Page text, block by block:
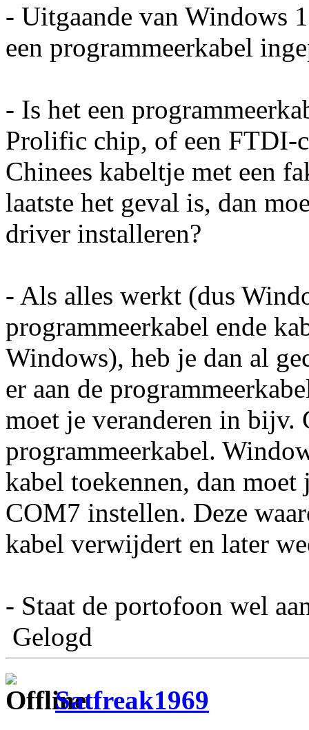
- Uitgaande van Windows
een programmeerkabel
- Is het een
Prolific chip, of een FTDI-
Chinees kabeltje met een
laatste het geval is, dan
driver installeren?
- Als alles werkt (dus
programmeerkabel ende
Windows), heb je dan al
er aan de
moet je veranderen in bijv.
programmeerkabel.
kabel toekennen, dan
COM7 instellen. Deze
kabel verwijdert en later
- Staat de portofoon wel
Gelogd
Satfreak1969